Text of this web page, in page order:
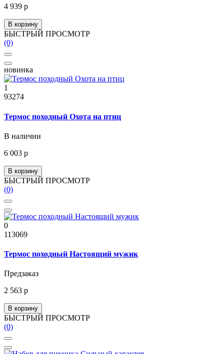
4 939 р
В корзину
БЫСТРЫЙ ПРОСМОТР
(0)
новинка
1
93274
Термос походный Охота на птиц
В наличии
6 003 р
В корзину
БЫСТРЫЙ ПРОСМОТР
(0)
0
113069
Термос походный Настоящий мужик
Предзаказ
2 563 р
В корзину
БЫСТРЫЙ ПРОСМОТР
(0)